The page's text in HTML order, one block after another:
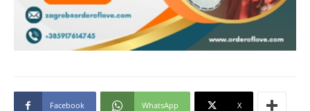
Facebook WhatsApp X